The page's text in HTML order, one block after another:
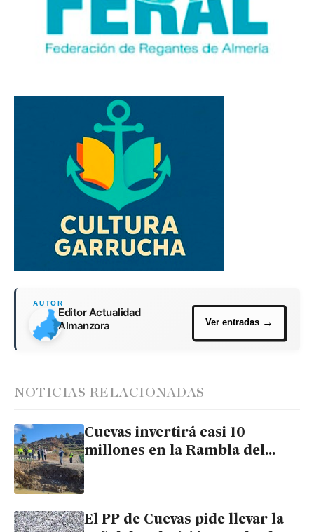
Editor Actualidad
Almanzora
NOTICIAS RELACIONADAS
Cuevas invertirá casi 10
millones en la Rambla del
El PP de Cuevas pide llevar la